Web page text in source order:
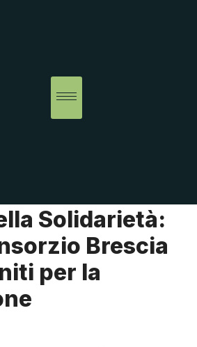
Solidarietà:
Brescia
per la